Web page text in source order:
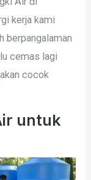
kerja kami
berpangalaman
cemas lagi
cocok
untuk